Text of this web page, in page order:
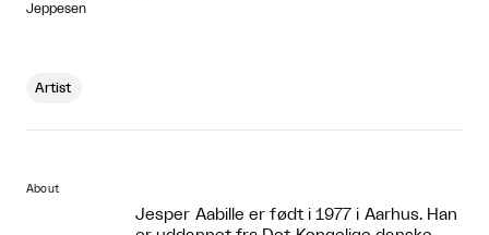
Jeppesen
Artist
About
Jesper Aabille er født i 1977 i Aarhus. Han